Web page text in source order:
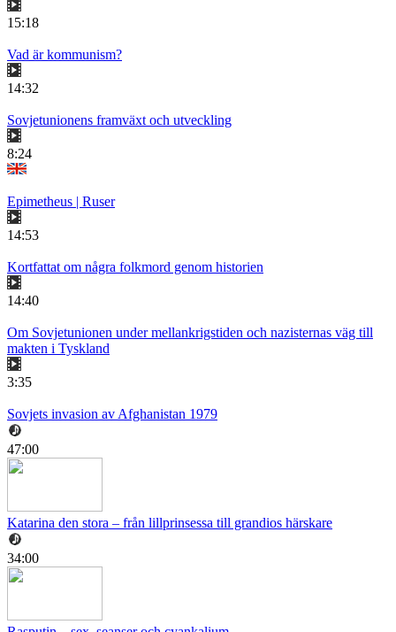
15:18
Vad är kommunism?
14:32
Sovjetunionens framväxt och utveckling
8:24
Epimetheus | Ruser
14:53
Kortfattat om några folkmord genom historien
14:40
Om Sovjetunionen under mellankrigstiden och nazisternas väg till
makten i Tyskland
3:35
Sovjets invasion av Afghanistan 1979
47:00
Katarina den stora – från lillprinsessa till grandios härskare
34:00